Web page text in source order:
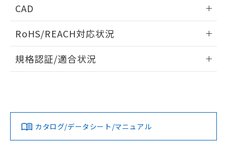
CAD
ドすることができます。
ログイン/会員登録
ダウンロードデータをご利用いただく前に、以下を必ずお読
みください。
ソフトウェアの使用条件
RoHS/REACH対応状況
EU RoHS 注意事項・凡例
対応済み
規格認証/適合状況
カタログ/データシート/マニュアル